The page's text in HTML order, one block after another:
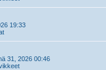
19:33
31, 2026 00:46